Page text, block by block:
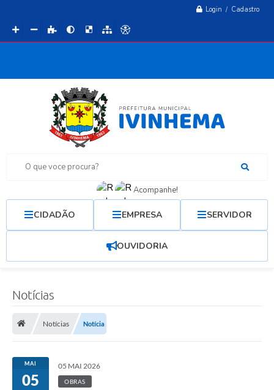
Login / Cadastro
O que voce procura?
Acompanhe!
CIDADÃO EMPRESA SERVIDOR
OUVIDORIA
Notícias
Notícias Notícia
MAI
05
05 MAI 2026
OBRAS